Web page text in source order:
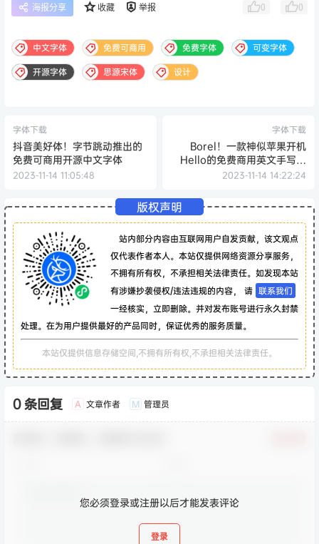
海报分享 收藏 举报 0 0
中文字体 免费可商用 免费字体
可变字体
开源字体
思源宋体 设计
字体下载
抖音美好体！字节跳动推出的
免费可商用开源中文字体
2023-11-14 11:05:48
字体下载
Borel！一款神似苹果开机
Hello的免费商用英文手写字
体
2023-11-14 14:22:24
版权声明
站内部分内容由互联网用户自发贡献，该文观点
仅代表作者本人。本站仅提供网络资源分享服务，
不拥有所有权，不承担相关法律责任。如发现本站
有涉嫌抄袭侵权/违法违规的内容， 请 联系我们
一经核实，立即删除。并对发布账号进行永久封禁
处理。在为用户提供最好的产品同时，保证优秀的服务质量。
本站仅提供信息存储空间,不拥有所有权,不承担相关法律责任。
0 条回复 A 文章作者 M 管理员
您必须登录或注册以后才能发表评论
登录